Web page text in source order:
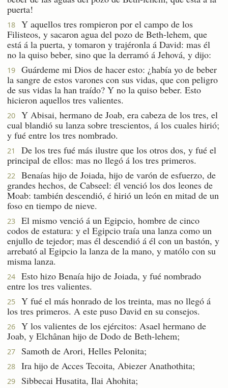
puerta!
18
Y aquellos tres rompieron por el campo de los
Filisteos, y sacaron agua del pozo de Beth-lehem, que
está á la puerta, y tomaron y trajéronla á David: mas él
no la quiso beber, sino que la derramó á Jehová, y dijo:
19
Guárdeme mi Dios de hacer esto: ¿había yo de beber
la sangre de estos varones con sus vidas, que con peligro
de sus vidas la han traído? Y no la quiso beber. Esto
hicieron aquellos tres valientes.
20
Y Abisai, hermano de Joab, era cabeza de los tres, el
cual blandió su lanza sobre trescientos, á los cuales hirió;
y fué entre los tres nombrado.
21
De los tres fué más ilustre que los otros dos, y fué el
principal de ellos: mas no llegó á los tres primeros.
22
Benaías hijo de Joiada, hijo de varón de esfuerzo, de
grandes hechos, de Cabseel: él venció los dos leones de
Moab: también descendió, é hirió un león en mitad de un
foso en tiempo de nieve.
23
El mismo venció á un Egipcio, hombre de cinco
codos de estatura: y el Egipcio traía una lanza como un
enjullo de tejedor; mas él descendió á él con un bastón, y
arrebató al Egipcio la lanza de la mano, y matólo con su
misma lanza.
24
Esto hizo Benaía hijo de Joiada, y fué nombrado
entre los tres valientes.
25
Y fué el más honrado de los treinta, mas no llegó á
los tres primeros. A este puso David en su consejos.
26
Y los valientes de los ejércitos: Asael hermano de
Joab, y Elchânan hijo de Dodo de Beth-lehem;
27 Samoth de Arori, Helles Pelonita;
28 Ira hijo de Acces Tecoita, Abiezer Anathothita;
29 Sibbecai Husatita, Ilai Ahohita;